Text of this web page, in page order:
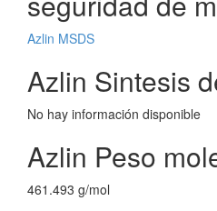
Azlin MSDS
Azlin Sintesis
No hay información disponible
Azlin Peso
461.493 g/mol